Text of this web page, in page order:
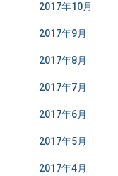
2017年10月
2017年9月
2017年8月
2017年7月
2017年6月
2017年5月
2017年4月